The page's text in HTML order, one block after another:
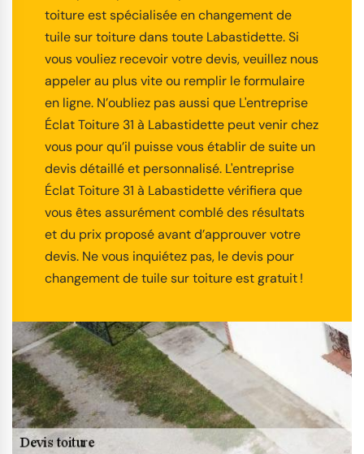
toiture est spécialisée en changement de
tuile sur toiture dans toute Labastidette. Si
vous vouliez recevoir votre devis, veuillez nous
appeler au plus vite ou remplir le formulaire
en ligne. N’oubliez pas aussi que L'entreprise
Éclat Toiture 31 à Labastidette peut venir chez
vous pour qu’il puisse vous établir de suite un
devis détaillé et personnalisé. L'entreprise
Éclat Toiture 31 à Labastidette vérifiera que
vous êtes assurément comblé des résultats
et du prix proposé avant d’approuver votre
devis. Ne vous inquiétez pas, le devis pour
changement de tuile sur toiture est gratuit !